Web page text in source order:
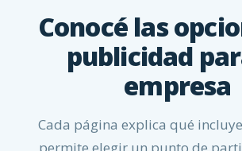
Conocé las
publicidad
empresa
Cada página explica qué